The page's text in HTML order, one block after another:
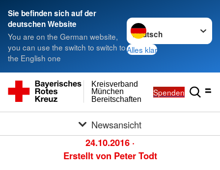
Sie befinden sich auf der
deutschen Website
You are on the German website,
you can use the switch to switch to
the English one
Sprache wechseln zu
Alles klar
Bereitschaften
München
Kreisverband
Spenden
Newsansicht
24.10.2016 ·
Erstellt von Peter Todt